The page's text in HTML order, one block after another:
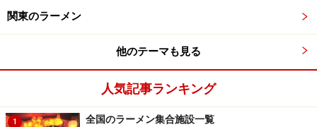
関東のラーメン
他のテーマも見る
人気記事ランキング
1 全国のラーメン集合施設一覧